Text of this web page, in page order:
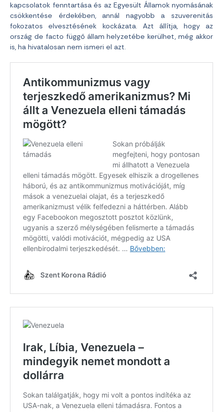
kapcsolatok fenntartása és az Egyesült Államok nyomásának
csökkentése érdekében, annál nagyobb a szuverenitás
fokozatos elvesztésének kockázata. Azt állítja, hogy az
ország de facto függő állam helyzetébe kerülhet, még akkor
is, ha hivatalosan nem ismeri el azt.